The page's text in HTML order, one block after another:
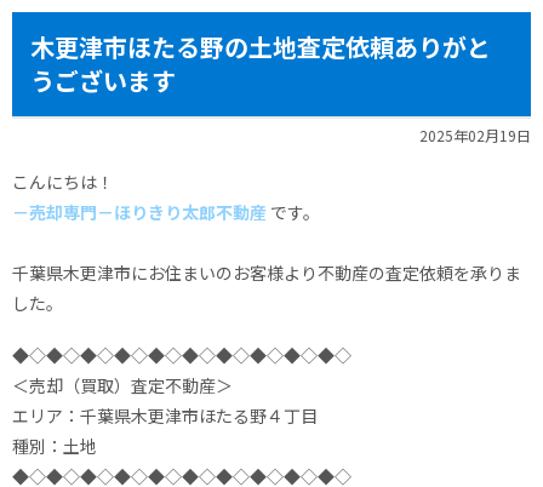
木更津市ほたる野の土地査定依頼ありがと
うございます
2025年02月19日
こんにちは！
－売却専門－ほりきり太郎不動産 です。
千葉県木更津市にお住まいのお客様より不動産の査定依頼を承りま
した。
◆◇◆◇◆◇◆◇◆◇◆◇◆◇◆◇◆◇◆◇
＜売却（買取）査定不動産＞
エリア：千葉県木更津市ほたる野４丁目
種別：土地
◆◇◆◇◆◇◆◇◆◇◆◇◆◇◆◇◆◇◆◇